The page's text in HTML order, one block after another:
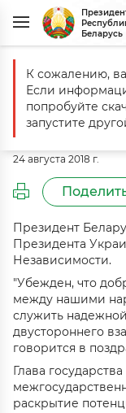
Беларусь
Главная События
Украины
24 августа 2018 г.
Президент
Президента
Независимости.
"Убежден, что
между нашими
служить
двустороннего
говорится в
Глава
раскрытие
К сожалению,
Если
попробуйте
запустите